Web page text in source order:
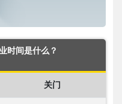
时间是什么？
关门